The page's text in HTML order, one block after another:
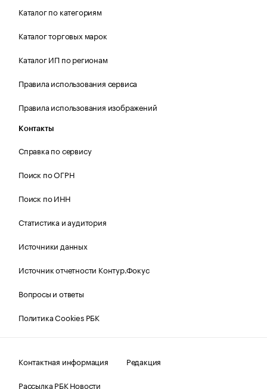
Каталог по категориям
Каталог торговых марок
Каталог ИП по регионам
Правила использования сервиса
Правила использования изображений
Контакты
Справка по сервису
Поиск по ОГРН
Поиск по ИНН
Статистика и аудитория
Источники данных
Источник отчетности Контур.Фокус
Вопросы и ответы
Политика Cookies РБК
Контактная информация
Редакция
Рассылка РБК Новости